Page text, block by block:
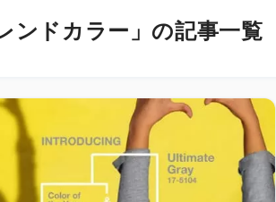
ンドカラー」の記事一覧